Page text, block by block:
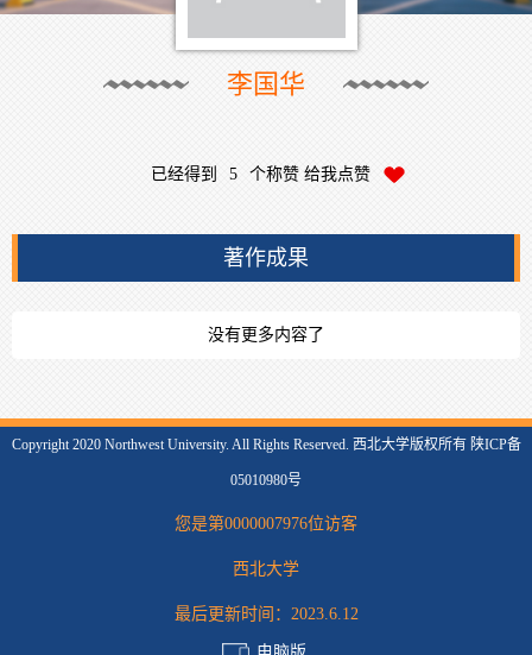
李国华
已经得到 5 个称赞 给我点赞
著作成果
没有更多内容了
Copyright 2020 Northwest University. All Rights Reserved. 西北大学版权所有 陕ICP备
05010980号
您是第0000007976位访客
西北大学
最后更新时间： 2023.6.12